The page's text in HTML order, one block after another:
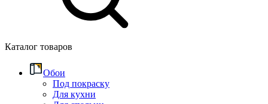
Каталог товаров
Обои
Под покраску
Для кухни